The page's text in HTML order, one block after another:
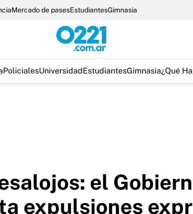
Mercado de pasesEstudiantesGimnasia
PolicialesUniversidadEstudiantesGimnasia¿Qué
el
expulsiones